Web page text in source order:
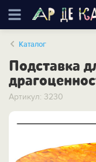
Каталог
Подставка
Артикул: 3230